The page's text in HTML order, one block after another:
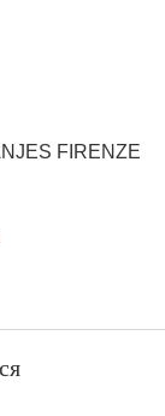
FIRENZE